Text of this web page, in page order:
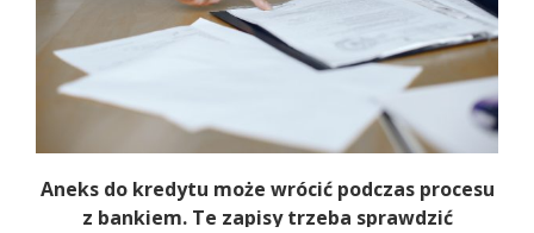
Aneks do kredytu może wrócić podczas procesu
z bankiem. Te zapisy trzeba sprawdzić